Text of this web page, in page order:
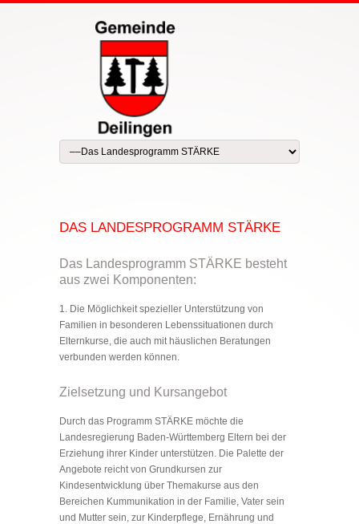
DAS LANDESPROGRAMM STÄRKE
Das Landesprogramm STÄRKE besteht
aus zwei Komponenten:
Die Möglichkeit spezieller Unterstützung von
Familien in besonderen Lebenssituationen durch
Elternkurse, die auch mit häuslichen Beratungen
verbunden werden können.
Zielsetzung und Kursangebot
Durch das Programm STÄRKE möchte die
Landesregierung Baden-Württemberg Eltern bei der
Erziehung ihrer Kinder unterstützen. Die Palette der
Angebote reicht von Grundkursen zur
Kindesentwicklung über Themakurse aus den
Bereichen Kummunikation in der Familie, Vater sein
und Mutter sein, zur Kinderpflege, Ernährung und